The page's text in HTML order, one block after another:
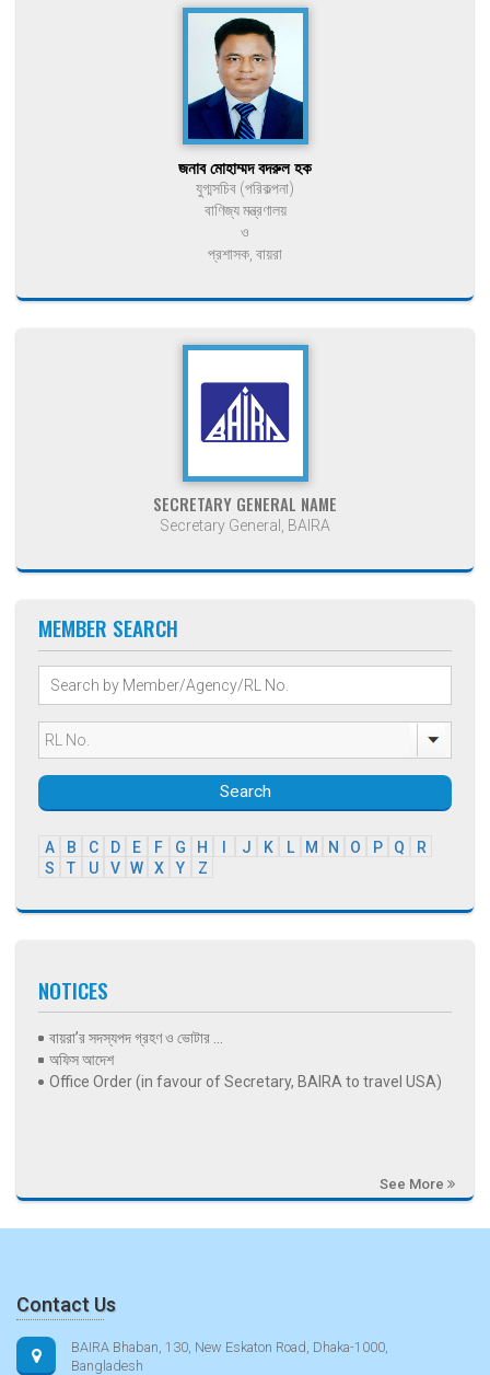
জনাব মোহাম্মদ বদরুল হক
যুগ্মসচিব (পরিকল্পনা)
বাণিজ্য মন্ত্রণালয়
ও
প্রশাসক, বায়রা
SECRETARY GENERAL NAME
Secretary General, BAIRA
MEMBER SEARCH
Search
A B C D E F G H J K L M N O P Q
R
S
T U V W X Y Z
NOTICES
বায়রা’র সদস্যপদ গ্রহণ ও ভোটার ...
অফিস আদেশ
Office Order (in favour of Secretary, BAIRA to travel USA)
See More
Contact Us
BAIRA Bhaban, 130, New Eskaton Road, Dhaka-1000,
Bangladesh